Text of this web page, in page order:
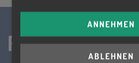
Folge uns!ABLEHNEN
ANNEHMEN